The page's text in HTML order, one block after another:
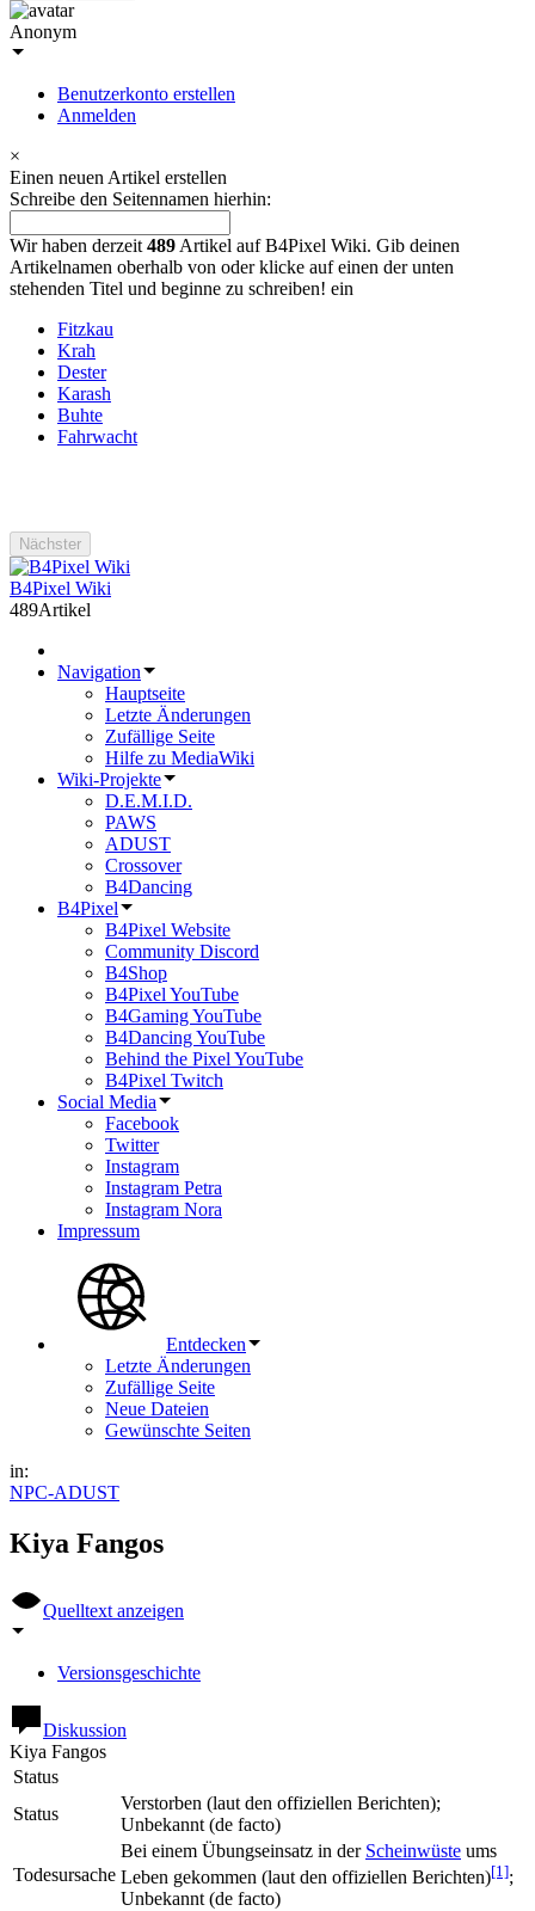
Anonym
Benutzerkonto erstellen
Anmelden
×
Einen neuen Artikel erstellen
Schreibe den Seitennamen hierhin:
Wir haben derzeit 489 Artikel auf B4Pixel Wiki. Gib deinen
Artikelnamen oberhalb von oder klicke auf einen der unten
stehenden Titel und beginne zu schreiben! ein
Fitzkau
Krah
Dester
Karash
Buhte
Fahrwacht
B4Pixel Wiki
489Artikel
Navigation
Hauptseite
Letzte Änderungen
Zufällige Seite
Hilfe zu MediaWiki
Wiki-Projekte
D.E.M.I.D.
PAWS
ADUST
Crossover
B4Dancing
B4Pixel
B4Pixel Website
Community Discord
B4Shop
B4Pixel YouTube
B4Gaming YouTube
B4Dancing YouTube
Behind the Pixel YouTube
B4Pixel Twitch
Social Media
Facebook
Twitter
Instagram
Instagram Petra
Instagram Nora
Impressum
Entdecken
Letzte Änderungen
Zufällige Seite
Neue Dateien
Gewünschte Seiten
in:
NPC-ADUST
Kiya Fangos
Quelltext anzeigen
Versionsgeschichte
Diskussion
Kiya Fangos
Status
Status
Verstorben (laut den offiziellen Berichten);
Unbekannt (de facto)
Todesursache
Bei einem Übungseinsatz in der Scheinwüste ums
Leben gekommen (laut den offiziellen Berichten)[1];
Unbekannt (de facto)